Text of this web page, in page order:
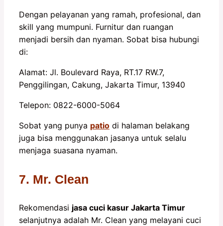
Dengan pelayanan yang ramah, profesional, dan
skill yang mumpuni. Furnitur dan ruangan
menjadi bersih dan nyaman. Sobat bisa hubungi
di:
Alamat: Jl. Boulevard Raya, RT.17 RW.7,
Penggilingan, Cakung, Jakarta Timur, 13940
Telepon: 0822-6000-5064
Sobat yang punya patio di halaman belakang
juga bisa menggunakan jasanya untuk selalu
menjaga suasana nyaman.
7. Mr. Clean
Rekomendasi jasa cuci kasur Jakarta Timur
selanjutnya adalah Mr. Clean yang melayani cuci